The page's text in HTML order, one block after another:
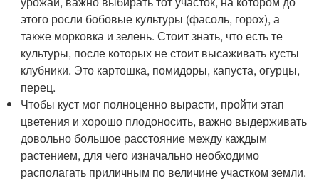
этого росли бобовые культуры (фасоль, горох), а
также морковка и зелень. Стоит знать, что есть те
культуры, после которых не стоит высаживать кусты
клубники. Это картошка, помидоры, капуста, огурцы,
перец.
Чтобы куст мог полноценно вырасти, пройти этап
цветения и хорошо плодоносить, важно выдерживать
довольно большое расстояние между каждым
растением, для чего изначально необходимо
располагать приличным по величине участком земли.